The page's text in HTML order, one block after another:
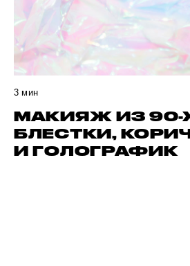
3 мин
МАКИЯЖ ИЗ 90-
БЛЕСТКИ,
И ГОЛОГРАФИК